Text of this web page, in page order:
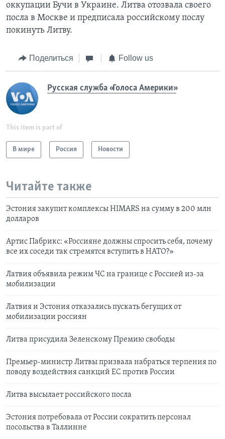
оккупации Бучи в Украине. Литва отозвала своего
посла в Москве и предписала российскому послу
покинуть Литву.
Поделиться Follow us
Русская служба «Голоса Америки»
This item is part of
В мире Россия Новости
Читайте также
Эстония закупит комплексы HIMARS на сумму в 200 млн
долларов
Артис Пабрикс: «Россияне должны спросить себя, почему
все их соседи так стремятся вступить в НАТО?»
Латвия объявила режим ЧС на границе с Россией из-за
мобилизации
Латвия и Эстония отказались пускать бегущих от
мобилизации россиян
Литва присудила Зеленскому Премию свободы
Премьер-министр Литвы призвала набраться терпения по
поводу воздействия санкций ЕС против России
Литва высылает российского посла
Эстония потребовала от России сократить персонал
посольства в Таллинне